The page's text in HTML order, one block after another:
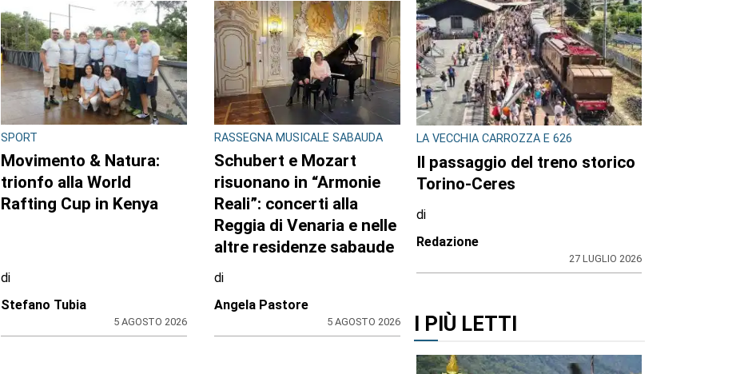
SPORT
Movimento & Natura:
trionfo alla World
Rafting Cup in Kenya
di
Stefano Tubia
5 AGOSTO 2026
RASSEGNA MUSICALE SABAUDA
Schubert e Mozart
risuonano in “Armonie
Reali”: concerti alla
Reggia di Venaria e nelle
altre residenze sabaude
di
Angela Pastore
5 AGOSTO 2026
LA VECCHIA CARROZZA E 626
Il passaggio del treno storico
Torino-Ceres
di
Redazione
27 LUGLIO 2026
I PIÙ LETTI